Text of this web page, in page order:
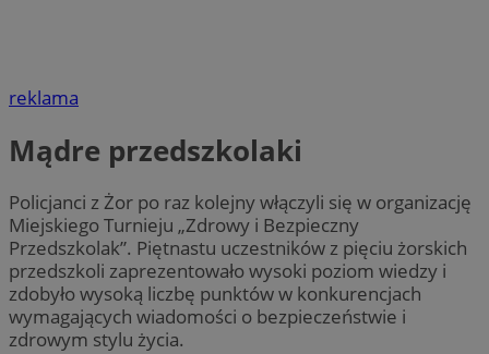
reklama
Mądre przedszkolaki
Policjanci z Żor po raz kolejny włączyli się w organizację
Miejskiego Turnieju „Zdrowy i Bezpieczny
Przedszkolak”. Piętnastu uczestników z pięciu żorskich
przedszkoli zaprezentowało wysoki poziom wiedzy i
zdobyło wysoką liczbę punktów w konkurencjach
wymagających wiadomości o bezpieczeństwie i
zdrowym stylu życia.